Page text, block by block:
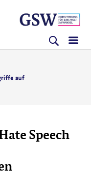
auf
Speech